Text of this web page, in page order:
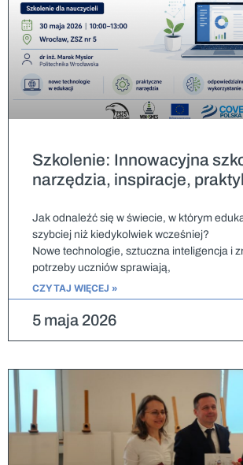
Szkolenie: Innowacyjna
narzędzia, inspiracje,
Jak odnaleźć się w świecie, w którym
szybciej niż kiedykolwiek wcześniej?
Nowe technologie, sztuczna inteligencja i
potrzeby uczniów sprawiają,
CZYTAJ WIĘCEJ »
5 maja 2026